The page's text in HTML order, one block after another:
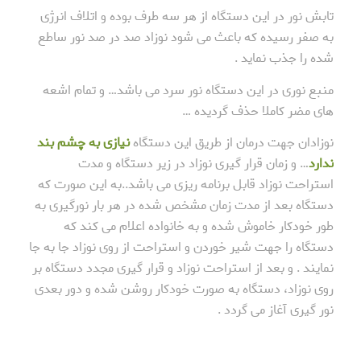
تابش نور در این دستگاه از هر سه طرف بوده و اتلاف انرژی
به صفر رسیده که باعث می شود نوزاد صد در صد نور ساطع
شده را جذب نماید .
منبع نوری در این دستگاه نور سرد می باشد… و تمام اشعه
های مضر کاملا حذف گردیده …
نوزادان جهت درمان از طریق این دستگاهنیازی به چشم بند
ندارد… و زمان قرار گیری نوزاد در زیر دستگاه و مدت
استراحت نوزاد قابل برنامه ریزی می باشد..به این صورت که
دستگاه بعد از مدت زمان مشخص شده در هر بار نورگیری به
طور خودکار خاموش شده و به خانواده اعلام می کند که
دستگاه را جهت شیر خوردن و استراحت از روی نوزاد جا به جا
نمایند . و بعد از استراحت نوزاد و قرار گیری مجدد دستگاه بر
روی نوزاد، دستگاه به صورت خودکار روشن شده و دور بعدی
نور گیری آغاز می گردد .